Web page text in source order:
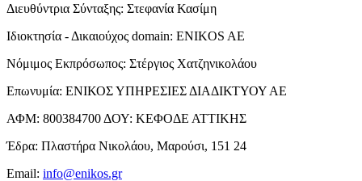
Διευθύντρια Σύνταξης: Στεφανία Κασίμη
Ιδιοκτησία - Δικαιούχος domain: ENIKOS AE
Νόμιμος Εκπρόσωπος: Στέργιος Χατζηνικολάου
Επωνυμία: ΕΝΙΚΟΣ ΥΠΗΡΕΣΙΕΣ ΔΙΑΔΙΚΤΥΟΥ ΑΕ
ΑΦΜ: 800384700 ΔΟΥ: ΚΕΦΟΔΕ ΑΤΤΙΚΗΣ
Έδρα: Πλαστήρα Νικολάου, Μαρούσι, 151 24
Email: info@enikos.gr